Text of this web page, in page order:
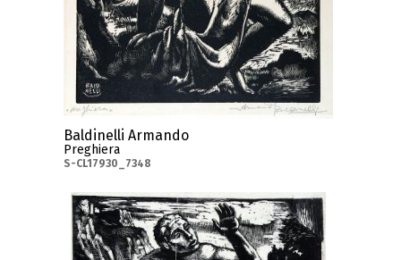
Baldinelli Armando
Preghiera
S-CL17930_7348